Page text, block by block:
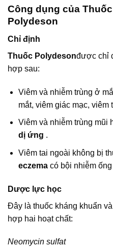
Công dụng của
Polydeson
Chỉ định
Thuốc Polydesonđược chỉ
hợp sau:
Viêm và nhiễm trùng ở
mắt, viêm giác mạc, viêm
Viêm và nhiễm trùng mũi
dị ứng .
Viêm tai ngoài không bị
eczema có bội nhiễm
Dược lực học
Đây là thuốc kháng khuẩn
hợp hai hoạt chất:
Neomycin sulfat